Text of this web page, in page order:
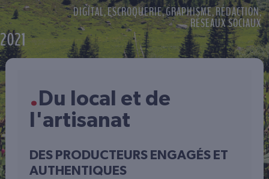
DIGITAL,ESCROQUERIE,GRAPHISME,RÉDACTION,
RÉSEAUX SOCIAUX
2021
.Du local et de
l'artisanat
DES PRODUCTEURS ENGAGÉS ET
AUTHENTIQUES